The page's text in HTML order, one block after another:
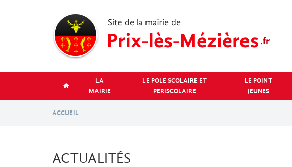
LA
MAIRIE
LE POLE SCOLAIRE ET
PERISCOLAIRE
LE POINT
JEUNES
ACCUEIL
ACTUALITÉS